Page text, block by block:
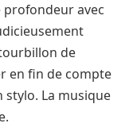
profondeur avec
de
en fin de compte
stylo. La musique